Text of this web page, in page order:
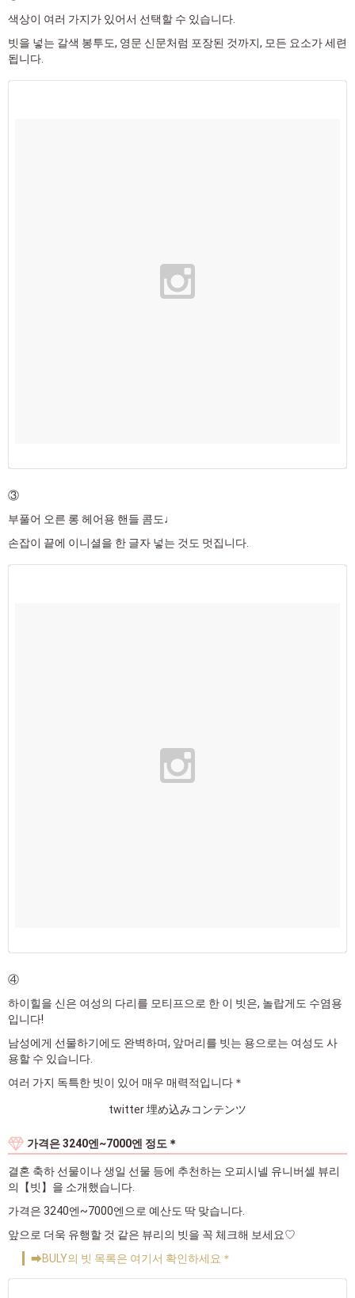
색상이 여러 가지가 있어서 선택할 수 있습니다.
빗을 넣는 갈색 봉투도, 영문 신문처럼 포장된 것까지, 모든 요소가 세련
됩니다.
③
부풀어 오른 롱 헤어용 핸들 콤도♩
손잡이 끝에 이니셜을 한 글자 넣는 것도 멋집니다.
④
하이힐을 신은 여성의 다리를 모티프으로 한 이 빗은, 놀랍게도 수염용
입니다!
남성에게 선물하기에도 완벽하며, 앞머리를 빗는 용으로는 여성도 사
용할 수 있습니다.
여러 가지 독특한 빗이 있어 매우 매력적입니다＊
twitter 埋め込みコンテンツ
가격은 3240엔~7000엔 정도＊
결혼 축하 선물이나 생일 선물 등에 추천하는 오피시넬 유니버셀 뷰리
의【빗】을 소개했습니다.
가격은 3240엔~7000엔으로 예산도 딱 맞습니다.
앞으로 더욱 유행할 것 같은 뷰리의 빗을 꼭 체크해 보세요♡
➡BULY의 빗 목록은 여기서 확인하세요＊